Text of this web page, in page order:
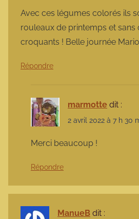
Avec ces légumes colorés ils
rouleaux de printemps et sans
croquants ! Belle journée
Répondre
marmotte dit :
2 avril 2022 à 7 h 30
Merci beaucoup !
Répondre
ManueB dit :